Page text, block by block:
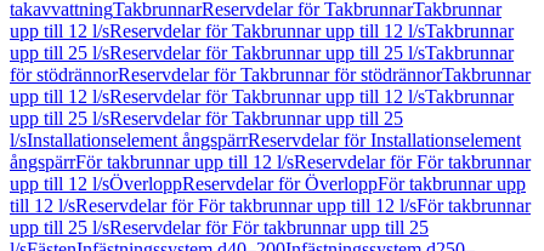
takavvattningTakbrunnarReservdelar för TakbrunnarTakbrunnar
upp till 12 l/sReservdelar för Takbrunnar upp till 12 l/sTakbrunnar
upp till 25 l/sReservdelar för Takbrunnar upp till 25 l/sTakbrunnar
för stödrännorReservdelar för Takbrunnar för stödrännorTakbrunnar
upp till 12 l/sReservdelar för Takbrunnar upp till 12 l/sTakbrunnar
upp till 25 l/sReservdelar för Takbrunnar upp till 25
l/sInstallationselement ångspärrReservdelar för Installationselement
ångspärrFör takbrunnar upp till 12 l/sReservdelar för För takbrunnar
upp till 12 l/sÖverloppReservdelar för ÖverloppFör takbrunnar upp
till 12 l/sReservdelar för För takbrunnar upp till 12 l/sFör takbrunnar
upp till 25 l/sReservdelar för För takbrunnar upp till 25